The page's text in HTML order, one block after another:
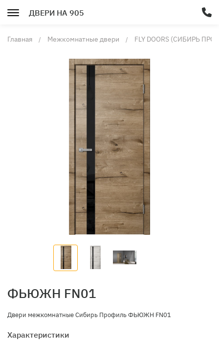
ДВЕРИ НА 905
Главная Межкомнатные двери FLY DOORS (СИБИРЬ
ФЬЮЖН FN01
Двери межкомнатные Сибирь Профиль ФЬЮЖН FN01
Характеристики